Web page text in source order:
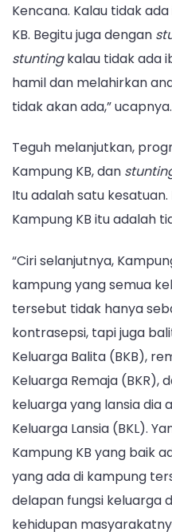
Kencana. Kalau tidak
KB. Begitu juga dengan
stuntingkalau tidak ada
hamil dan melahirkan
tidak akan ada,” ucapnya.
Teguh melanjutkan,
Kampung KB, dan
Itu adalah satu
Kampung KB itu adalah
“Ciri selanjutnya,
kampung yang semua
tersebut tidak hanya
kontrasepsi, tapi juga
Keluarga Balita (BKB),
Keluarga Remaja (BKR),
keluarga yang lansia dia
Keluarga Lansia (BKL).
Kampung KB yang baik
yang ada di kampung
delapan fungsi keluarga
kehidupan